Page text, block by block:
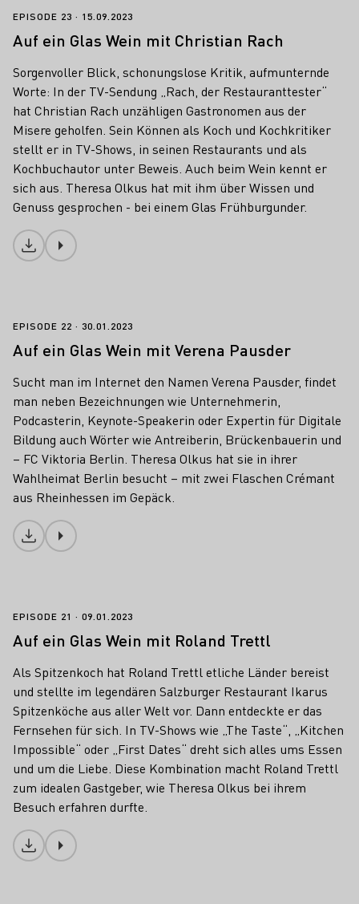
Auf ein Glas Wein mit Christian Rach
EPISODE 23 15.09.2023
Auf ein Glas Wein mit Christian Rach
Sorgenvoller Blick, schonungslose Kritik, aufmunternde
Worte: In der TV-Sendung „Rach, der Restauranttester“
hat Christian Rach unzähligen Gastronomen aus der
Misere geholfen. Sein Können als Koch und Kochkritiker
stellt er in TV-Shows, in seinen Restaurants und als
Kochbuchautor unter Beweis. Auch beim Wein kennt er
sich aus. Theresa Olkus hat mit ihm über Wissen und
Genuss gesprochen - bei einem Glas Frühburgunder.
Download
Auf ein Glas Wein mit Verena Pausder
EPISODE 22 30.01.2023
Auf ein Glas Wein mit Verena Pausder
Sucht man im Internet den Namen Verena Pausder, findet
man neben Bezeichnungen wie Unternehmerin,
Podcasterin, Keynote-Speakerin oder Expertin für Digitale
Bildung auch Wörter wie Antreiberin, Brückenbauerin und
– FC Viktoria Berlin. Theresa Olkus hat sie in ihrer
Wahlheimat Berlin besucht – mit zwei Flaschen Crémant
aus Rheinhessen im Gepäck.
Download
Auf ein Glas Wein mit Roland Trettl
EPISODE 21 09.01.2023
Auf ein Glas Wein mit Roland Trettl
Als Spitzenkoch hat Roland Trettl etliche Länder bereist
und stellte im legendären Salzburger Restaurant Ikarus
Spitzenköche aus aller Welt vor. Dann entdeckte er das
Fernsehen für sich. In TV-Shows wie „The Taste“, „Kitchen
Impossible“ oder „First Dates“ dreht sich alles ums Essen
und um die Liebe. Diese Kombination macht Roland Trettl
zum idealen Gastgeber, wie Theresa Olkus bei ihrem
Besuch erfahren durfte.
Download